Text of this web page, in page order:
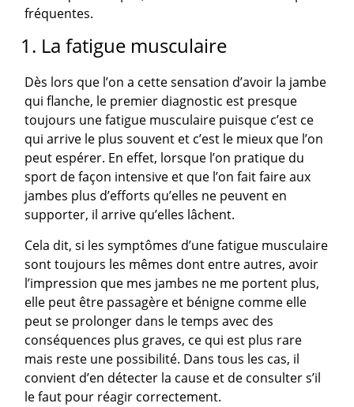
fréquentes.
1. La fatigue musculaire
Dès lors que l’on a cette sensation d’avoir la jambe
qui flanche, le premier diagnostic est presque
toujours une fatigue musculaire puisque c’est ce
qui arrive le plus souvent et c’est le mieux que l’on
peut espérer. En effet, lorsque l’on pratique du
sport de façon intensive et que l’on fait faire aux
jambes plus d’efforts qu’elles ne peuvent en
supporter, il arrive qu’elles lâchent.
Cela dit, si les symptômes d’une fatigue musculaire
sont toujours les mêmes dont entre autres, avoir
l’impression que mes jambes ne me portent plus,
elle peut être passagère et bénigne comme elle
peut se prolonger dans le temps avec des
conséquences plus graves, ce qui est plus rare
mais reste une possibilité. Dans tous les cas, il
convient d’en détecter la cause et de consulter s’il
le faut pour réagir correctement.